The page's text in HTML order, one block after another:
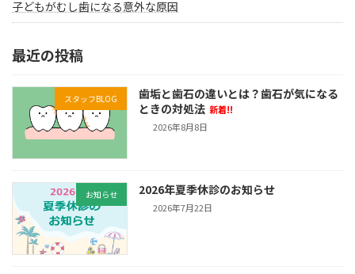
子どもがむし歯になる意外な原因
最近の投稿
スタッフBLOG
歯垢と歯石の違いとは？歯石が気になる
ときの対処法 新着!!
2026年8月8日
お知らせ 2026年夏季休診のお知らせ
2026年7月22日